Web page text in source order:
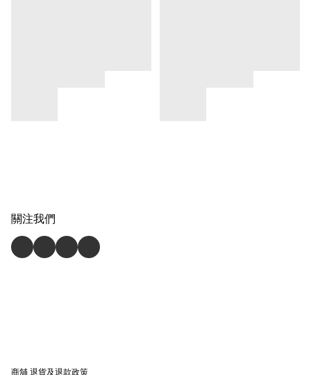
關注我們
商舖 退貨及退款政策